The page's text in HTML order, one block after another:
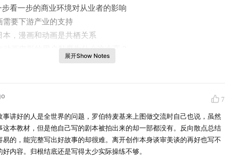
步看一步的商业环境对从业者的影响
需要下游产业的支持
本，漫画和动画是共栖关系
动画电影的用户黏度为什么这么高？
风险，没有谁应该做慈善
漫画热潮：经过淘洗的故事漫画留下来了
漫画热潮：让漫画可以被成年人阅读
热潮到《BIG COMIC》创刊
漫画热潮：单行本时代，经济腾飞后的泛娱乐化
互联网为什么总是发展滞后？
展开Show Notes
7
事讲好的人是全世界的问题，罗伯特麦基来上图做交流时自己也说，虽然
这本教材，但是他自己写的剧本被拍出来的却一部都没有。反向散点总结
易的，能完整写出好故事的却很难。离开创作本身谈审美谈的再好也写不
好内容。归根结底还是写得太少实际操练不够。